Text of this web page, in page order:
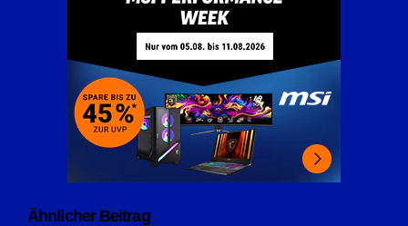
Ähnlicher Beitrag